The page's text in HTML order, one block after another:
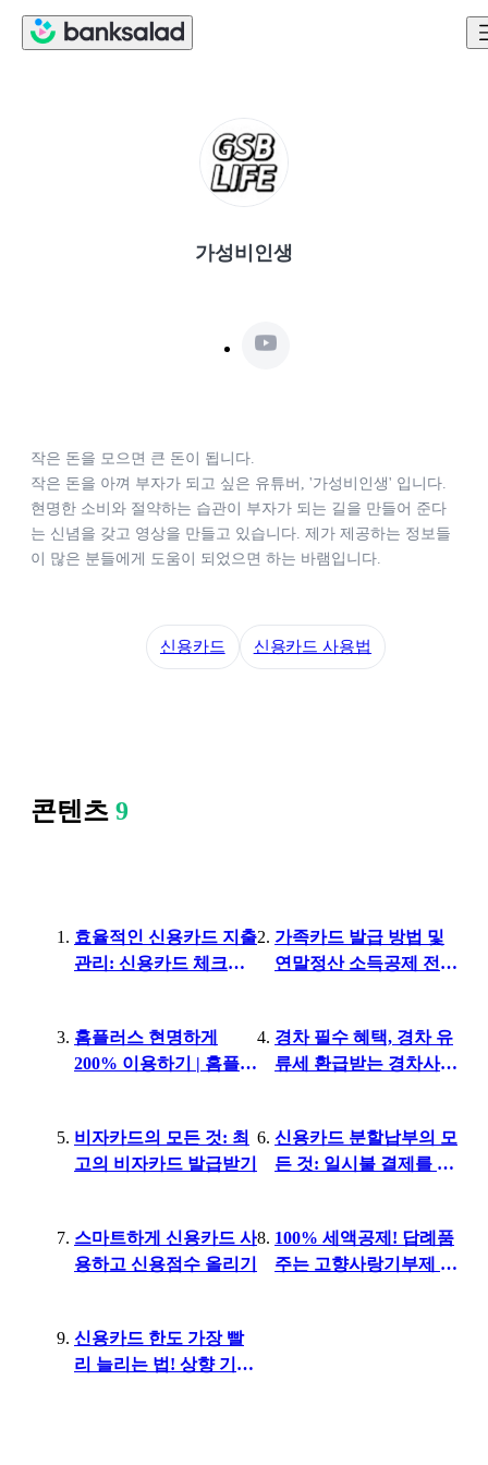
가성비인생
작은 돈을 모으면 큰 돈이 됩니다.
작은 돈을 아껴 부자가 되고 싶은 유튜버, '가성비인생' 입니다.
현명한 소비와 절약하는 습관이 부자가 되는 길을 만들어 준다
는 신념을 갖고 영상을 만들고 있습니다. 제가 제공하는 정보들
이 많은 분들에게 도움이 되었으면 하는 바램입니다.
신용카드 신용카드 사용법
콘텐츠 9
효율적인 신용카드 지출
관리: 신용카드 체크카
가족카드 발급 방법 및
연말정산 소득공제 전략
홈플러스 현명하게
200% 이용하기 | 홈플러
경차 필수 혜택, 경차 유
류세 환급받는 경차사랑
비자카드의 모든 것: 최
고의 비자카드 발급받기
신용카드 분할납부의 모
든 것: 일시불 결제를 할
스마트하게 신용카드 사
용하고 신용점수 올리기
100% 세액공제! 답례품
주는 고향사랑기부제 완
신용카드 한도 가장 빨
리 늘리는 법! 상향 기준